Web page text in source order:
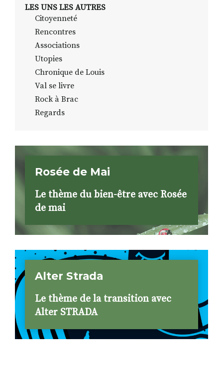
LES UNS LES AUTRES
Citoyenneté
Rencontres
Associations
Utopies
Chronique de Louis
Val se livre
Rock à Brac
Regards
Rosée de Mai
Le thème du bien-être avec Rosée
de mai
Alter Strada
Le thème de la transition avec
Alter STRADA